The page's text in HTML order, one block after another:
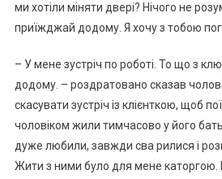
ми хотіли міняти двері? Нічого не
приїжджай додому. Я хочу з тобою
– У мене зустріч по роботі. То що з
додому. – роздратовано сказав
скасувати зустріч із клієнткою, щоб
чоловіком жили тимчасово у його
дуже любили, завжди сва рилися і
Жити з ними було для мене каторгою.